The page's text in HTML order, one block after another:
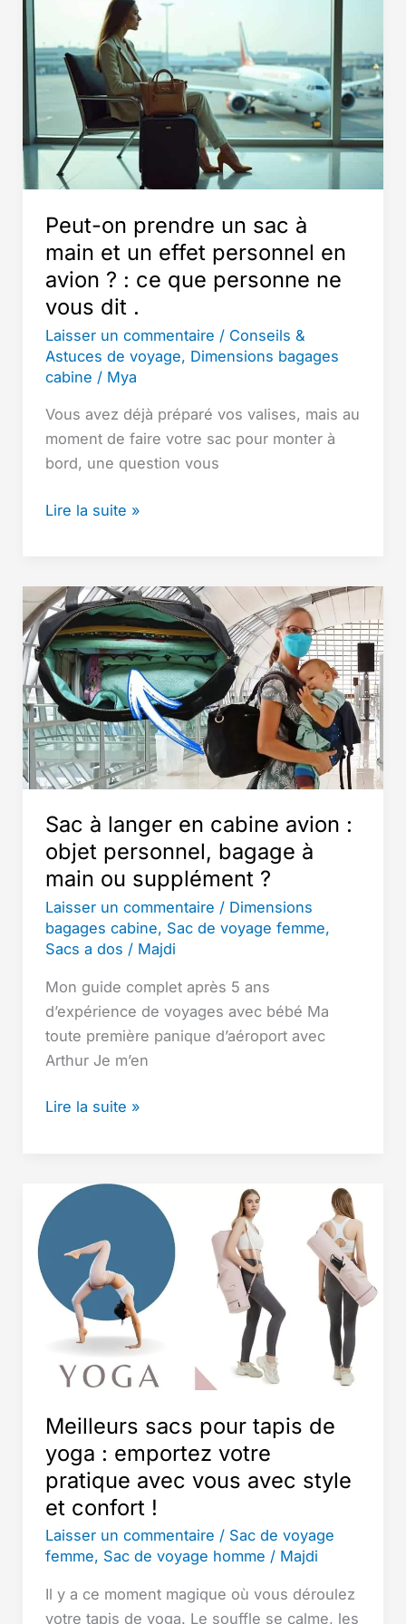
les
Aéroports
Détestent
Comment
Les
Peut-on prendre un sac à
main et un effet personnel en
avion ? : ce que personne ne
vous dit .
Laisser un commentaire / Conseils &
Astuces de voyage, Dimensions bagages
cabine / Mya
Vous avez déjà préparé vos valises, mais au
moment de faire votre sac pour monter à
bord, une question vous
Peut-
un
sac
à
main
et
un
effet
personnel
en
?
:
ce
que
personne
ne
dit
.
Lire la suite »
Sac à langer en cabine avion :
objet personnel, bagage à
main ou supplément ?
Laisser un commentaire / Dimensions
bagages cabine, Sac de voyage femme,
Sacs a dos / Majdi
Mon guide complet après 5 ans
d’expérience de voyages avec bébé Ma
toute première panique d’aéroport avec
Arthur Je m’en
Sac
cabine
avion
objet
personnel,
bagage
main
supplément
?
Lire la suite »
Meilleurs sacs pour tapis de
yoga : emportez votre
pratique avec vous avec style
et confort !
Laisser un commentaire / Sac de voyage
femme, Sac de voyage homme / Majdi
Il y a ce moment magique où vous déroulez
votre tapis de yoga. Le souffle se calme, les